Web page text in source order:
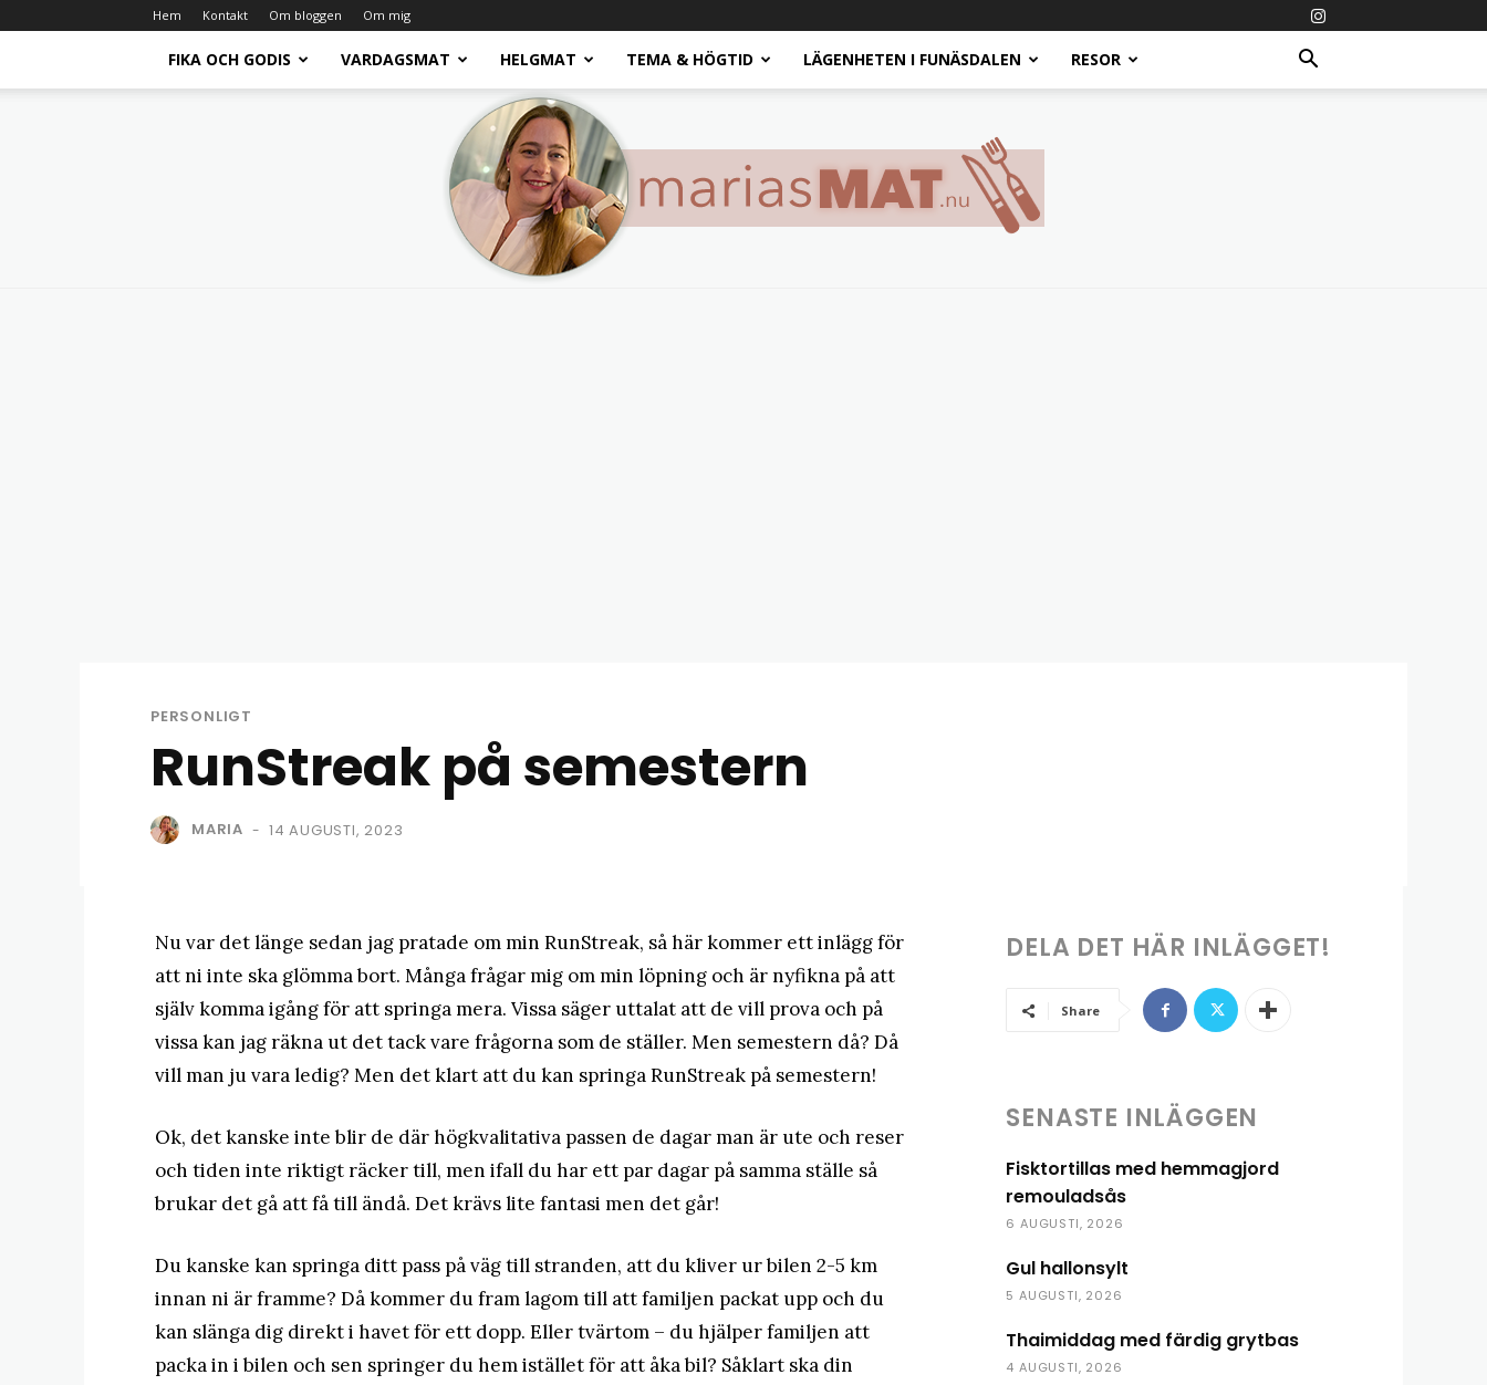
Hem Kontakt Om bloggen Om mig
FIKA OCH GODIS VARDAGSMAT HELGMAT TEMA & HÖGTID LÄGENHETEN I FUNÄSDALEN RESOR
PERSONLIGT
RunStreak på semestern
MARIA - 14 AUGUSTI, 2023
Nu var det länge sedan jag pratade om min RunStreak, så här kommer ett inlägg för
att ni inte ska glömma bort. Många frågar mig om min löpning och är nyfikna på att
själv komma igång för att springa mera. Vissa säger uttalat att de vill prova och på
vissa kan jag räkna ut det tack vare frågorna som de ställer. Men semestern då? Då
vill man ju vara ledig? Men det klart att du kan springa RunStreak på semestern!
Ok, det kanske inte blir de där högkvalitativa passen de dagar man är ute och reser
och tiden inte riktigt räcker till, men ifall du har ett par dagar på samma ställe så
brukar det gå att få till ändå. Det krävs lite fantasi men det går!
Du kanske kan springa ditt pass på väg till stranden, att du kliver ur bilen 2-5 km
innan ni är framme? Då kommer du fram lagom till att familjen packat upp och du
kan slänga dig direkt i havet för ett dopp. Eller tvärtom – du hjälper familjen att
packa in i bilen och sen springer du hem istället för att åka bil? Såklart ska din
DELA DET HÄR INLÄGGET!
Share
SENASTE INLÄGGEN
Fisktortillas med hemmagjord
remouladsås
6 AUGUSTI, 2026
Gul hallonsylt
5 AUGUSTI, 2026
Thaimiddag med färdig grytbas
4 AUGUSTI, 2026